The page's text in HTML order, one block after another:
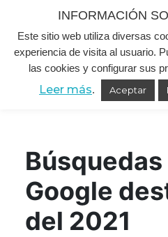
Saltar
al
contenido
Búsquedas
Google
del 2021
INFORMACIÓN
Este sitio web utiliza diversas
experiencia de visita al usuario.
las cookies y configurar sus
Leer más. Aceptar